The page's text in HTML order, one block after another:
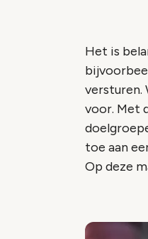
Het is
versturen.
voor. Met
toe aan
Op deze